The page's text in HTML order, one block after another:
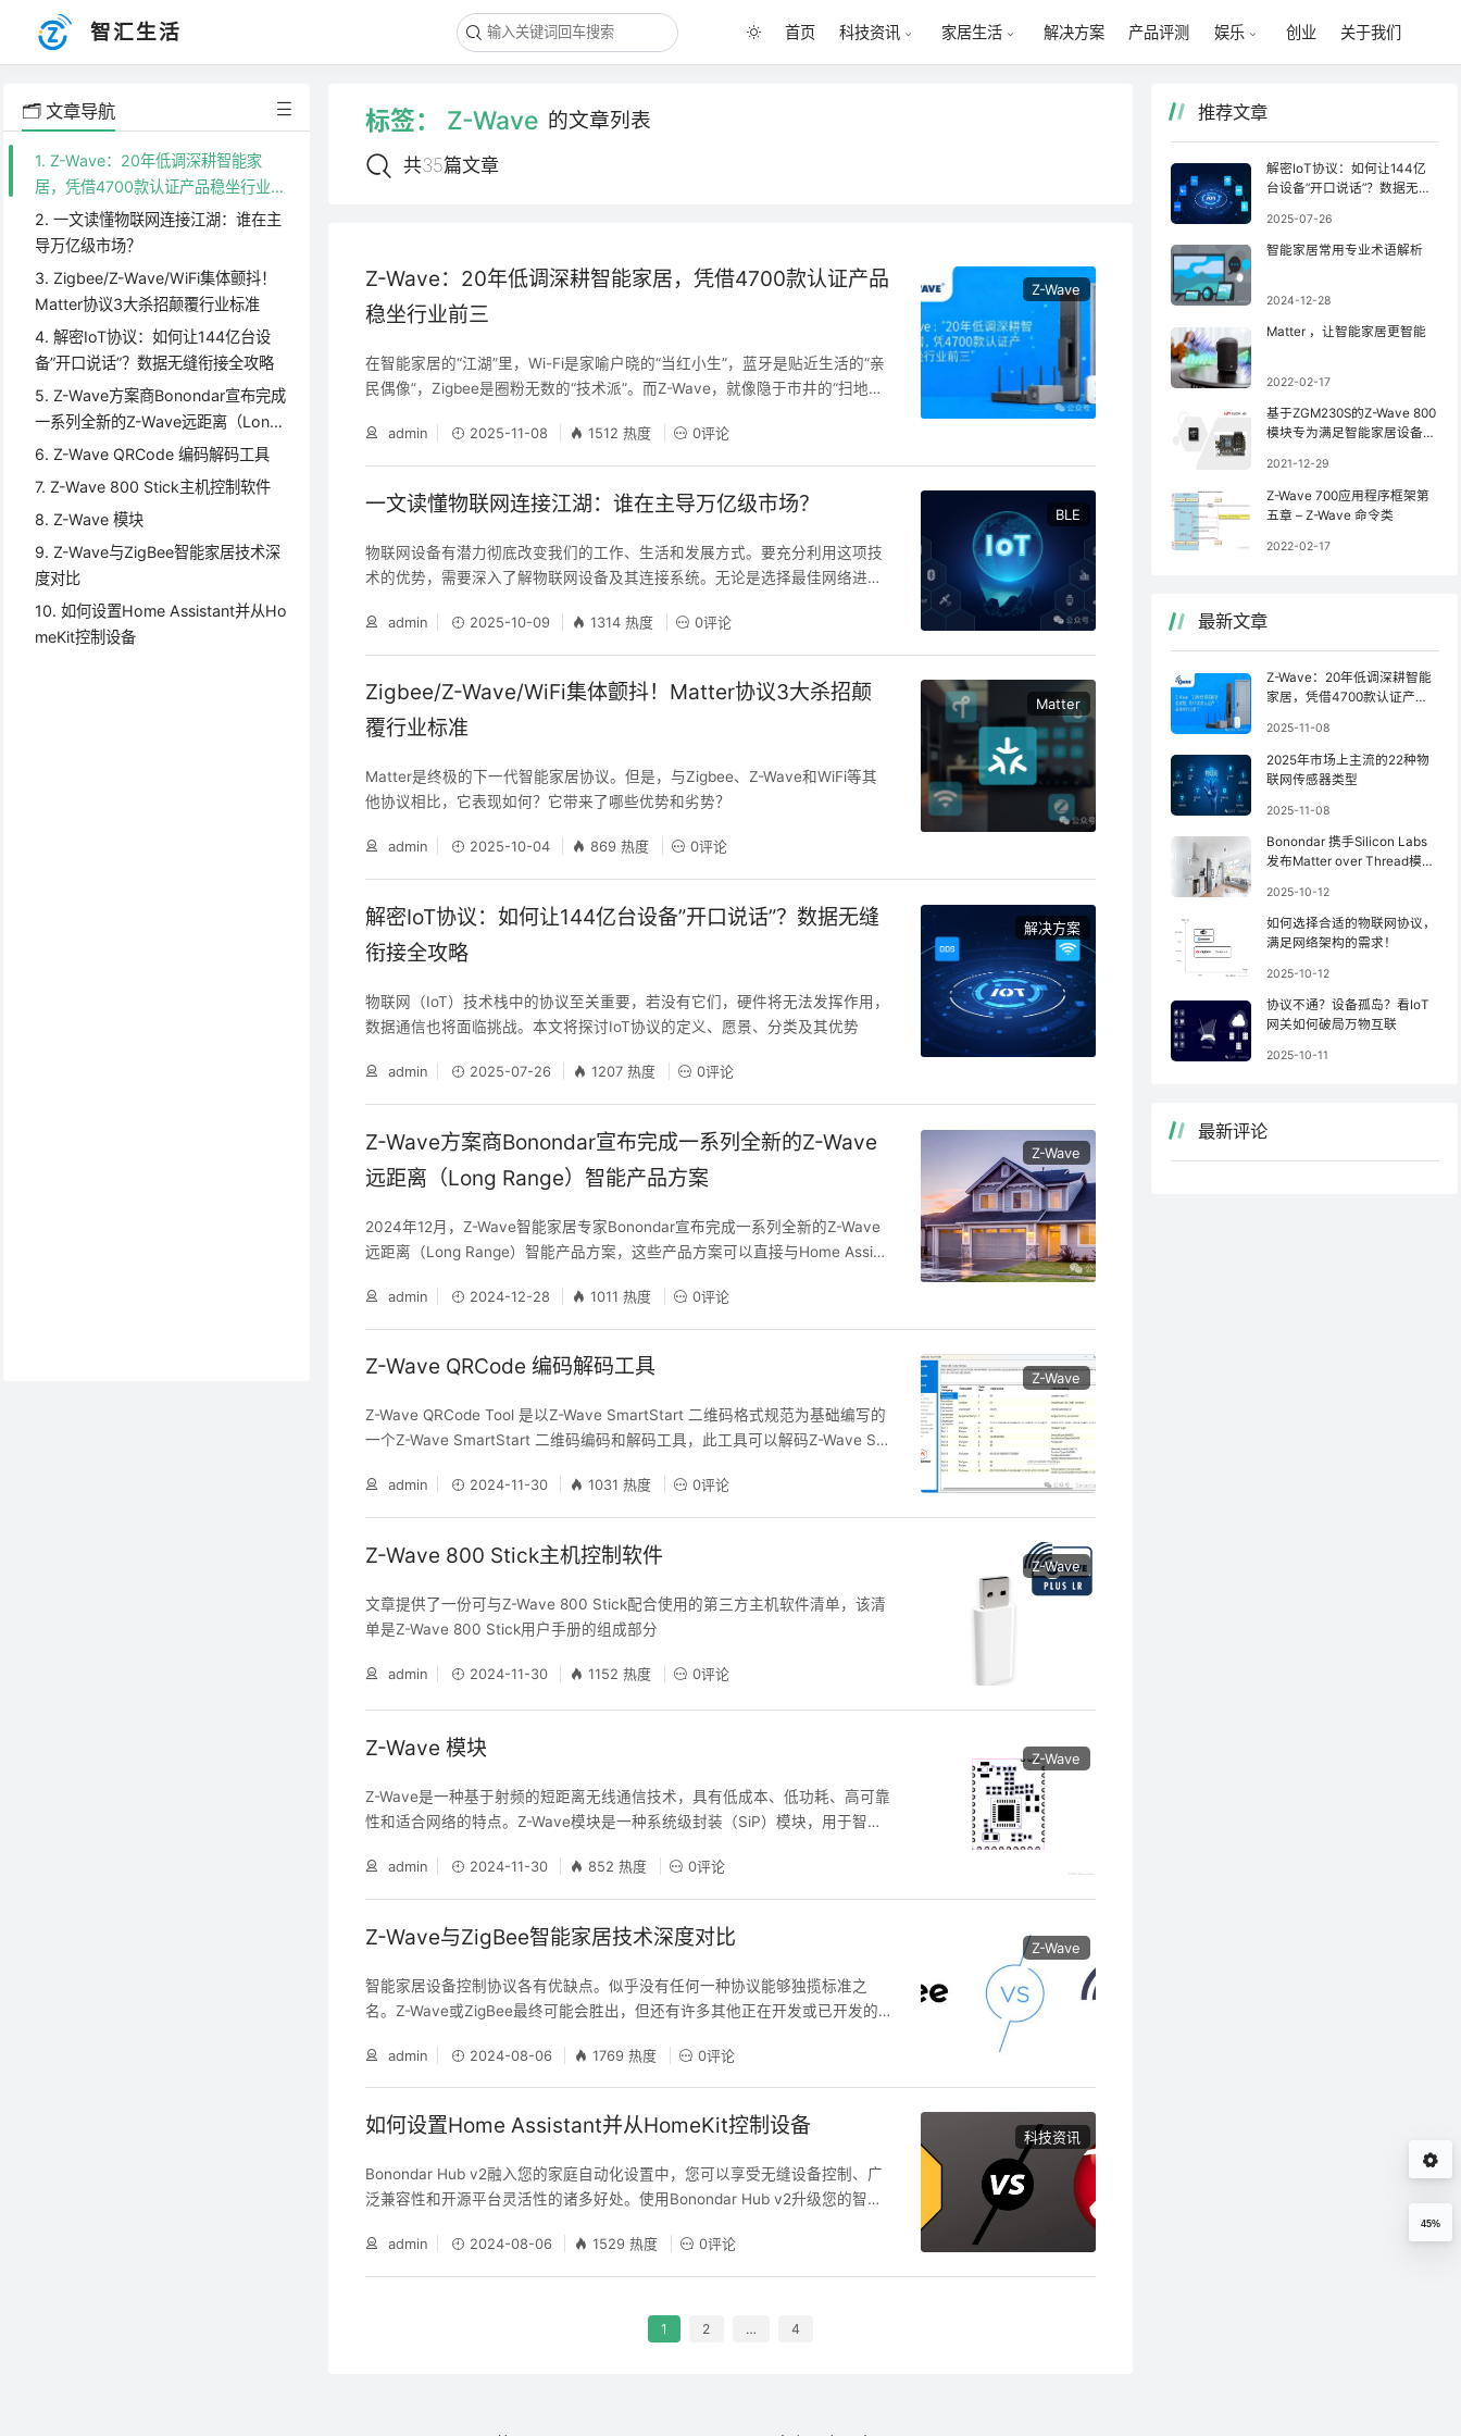
智汇生活 首页 科技资讯 家居生活 解决方案 产品评测 娱乐 创业 关于我们
🗂️ 文章导航
1. Z-Wave：20年低调深耕智能家
居，凭借4700款认证产品稳坐行业前
三
2. 一文读懂物联网连接江湖：谁在主
导万亿级市场？
3. Zigbee/Z-Wave/WiFi集体颤抖！
Matter协议3大杀招颠覆行业标准
4. 解密IoT协议：如何让144亿台设
备”开口说话”？数据无缝衔接全攻略
5. Z-Wave方案商Bonondar宣布完成
一系列全新的Z-Wave远距离（Long
Range）智能产品方案
6. Z-Wave QRCode 编码解码工具
7. Z-Wave 800 Stick主机控制软件
8. Z-Wave 模块
9. Z-Wave与ZigBee智能家居技术深
度对比
10. 如何设置Home Assistant并从Ho
meKit控制设备
标签： Z-Wave 的文章列表
共35篇文章
Z-Wave：20年低调深耕智能家居，凭借4700款认证产品
稳坐行业前三
在智能家居的“江湖”里，Wi-Fi是家喻户晓的“当红小生”，蓝牙是贴近生活的“亲
民偶像”，Zigbee是圈粉无数的“技术派”。而Z-Wave，就像隐于市井的“扫地
00款认证产品，稳稳占据市场占有率前三的席位。 这位智能家居界的“沉默高
手”，究竟靠什么在激烈竞争中屹立二十年不倒？ 一、出身即定调：专为智能
Z-Wave
admin 2025-11-08 1512 热度 0评论
一文读懂物联网连接江湖：谁在主导万亿级市场？
物联网设备有潜力彻底改变我们的工作、生活和发展方式。要充分利用这项技
术的优势，需要深入了解物联网设备及其连接系统。无论是选择最佳网络进行
识。本文将提供物联网设备连接所需的全部信息。
BLE
admin 2025-10-09 1314 热度 0评论
Zigbee/Z-Wave/WiFi集体颤抖！Matter协议3大杀招颠
覆行业标准
Matter是终极的下一代智能家居协议。但是，与Zigbee、Z-Wave和WiFi等其
他协议相比，它表现如何？它带来了哪些优势和劣势？
Matter
admin 2025-10-04 869 热度 0评论
解密IoT协议：如何让144亿台设备”开口说话”？数据无缝
衔接全攻略
物联网（IoT）技术栈中的协议至关重要，若没有它们，硬件将无法发挥作用，
数据通信也将面临挑战。本文将探讨IoT协议的定义、愿景、分类及其优势
解决方案
admin 2025-07-26 1207 热度 0评论
Z-Wave方案商Bonondar宣布完成一系列全新的Z-Wave
远距离（Long Range）智能产品方案
2024年12月，Z-Wave智能家居专家Bonondar宣布完成一系列全新的Z-Wave
远距离（Long Range）智能产品方案，这些产品方案可以直接与Home Assist
Z-Wave智能家居方案专家对其Z-Wave方案进行了重大升级，现在融入了ZWL
R技术，使其性能大幅提升。 通过集成ZWLR技术，新款设备
Z-Wave
admin 2024-12-28 1011 热度 0评论
Z-Wave QRCode 编码解码工具
Z-Wave QRCode Tool 是以Z-Wave SmartStart 二维码格式规范为基础编写的
一个Z-Wave SmartStart 二维码编码和解码工具，此工具可以解码Z-Wave Sm
并保存为图片格式
Z-Wave
admin 2024-11-30 1031 热度 0评论
Z-Wave 800 Stick主机控制软件
文章提供了一份可与Z-Wave 800 Stick配合使用的第三方主机软件清单，该清
单是Z-Wave 800 Stick用户手册的组成部分
Z-Wave
admin 2024-11-30 1152 热度 0评论
Z-Wave 模块
Z-Wave是一种基于射频的短距离无线通信技术，具有低成本、低功耗、高可靠
性和适合网络的特点。Z-Wave模块是一种系统级封装（SiP）模块，用于智能
Z-Wave
admin 2024-11-30 852 热度 0评论
Z-Wave与ZigBee智能家居技术深度对比
智能家居设备控制协议各有优缺点。似乎没有任何一种协议能够独揽标准之
名。Z-Wave或ZigBee最终可能会胜出，但还有许多其他正在开发或已开发的
Z-Wave
admin 2024-08-06 1769 热度 0评论
如何设置Home Assistant并从HomeKit控制设备
Bonondar Hub v2融入您的家庭自动化设置中，您可以享受无缝设备控制、广
泛兼容性和开源平台灵活性的诸多好处。使用Bonondar Hub v2升级您的智能
科技资讯
admin 2024-08-06 1529 热度 0评论
1 2 … 4
推荐文章
解密IoT协议：如何让144亿
台设备”开口说话”？数据无缝
2025-07-26
智能家居常用专业术语解析
2024-12-28
Matter ，让智能家居更智能
2022-02-17
基于ZGM230S的Z-Wave 800
模块专为满足智能家居设备的
而打造
2021-12-29
Z-Wave 700应用程序框架第
五章 – Z-Wave 命令类
2022-02-17
最新文章
Z-Wave：20年低调深耕智能
家居，凭借4700款认证产品
2025-11-08
2025年市场上主流的22种物
联网传感器类型
2025-11-08
Bonondar 携手Silicon Labs
发布Matter over Thread模
2025-10-12
如何选择合适的物联网协议，
满足网络架构的需求！
2025-10-12
协议不通？设备孤岛？看IoT
网关如何破局万物互联
2025-10-11
最新评论
45%